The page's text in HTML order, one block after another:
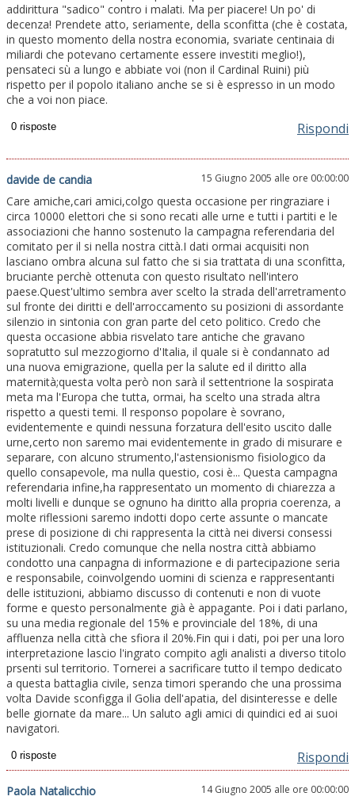
addirittura "sadico" contro i malati. Ma per piacere! Un po' di
decenza! Prendete atto, seriamente, della sconfitta (che è costata,
in questo momento della nostra economia, svariate centinaia di
miliardi che potevano certamente essere investiti meglio!),
pensateci sù a lungo e abbiate voi (non il Cardinal Ruini) più
rispetto per il popolo italiano anche se si è espresso in un modo
che a voi non piace.
Rispondi
davide de candia 15 Giugno 2005 alle ore 00:00:00
Care amiche,cari amici,colgo questa occasione per ringraziare i
circa 10000 elettori che si sono recati alle urne e tutti i partiti e le
associazioni che hanno sostenuto la campagna referendaria del
comitato per il si nella nostra città.I dati ormai acquisiti non
lasciano ombra alcuna sul fatto che si sia trattata di una sconfitta,
bruciante perchè ottenuta con questo risultato nell'intero
paese.Quest'ultimo sembra aver scelto la strada dell'arretramento
sul fronte dei diritti e dell'arroccamento su posizioni di assordante
silenzio in sintonia con gran parte del ceto politico. Credo che
questa occasione abbia risvelato tare antiche che gravano
sopratutto sul mezzogiorno d'Italia, il quale si è condannato ad
una nuova emigrazione, quella per la salute ed il diritto alla
maternità;questa volta però non sarà il settentrione la sospirata
meta ma l'Europa che tutta, ormai, ha scelto una strada altra
rispetto a questi temi. Il responso popolare è sovrano,
evidentemente e quindi nessuna forzatura dell'esito uscito dalle
urne,certo non saremo mai evidentemente in grado di misurare e
separare, con alcuno strumento,l'astensionismo fisiologico da
quello consapevole, ma nulla questio, cosi è... Questa campagna
referendaria infine,ha rappresentato un momento di chiarezza a
molti livelli e dunque se ognuno ha diritto alla propria coerenza, a
molte riflessioni saremo indotti dopo certe assunte o mancate
prese di posizione di chi rappresenta la città nei diversi consessi
istituzionali. Credo comunque che nella nostra città abbiamo
condotto una canpagna di informazione e di partecipazione seria
e responsabile, coinvolgendo uomini di scienza e rappresentanti
delle istituzioni, abbiamo discusso di contenuti e non di vuote
forme e questo personalmente già è appagante. Poi i dati parlano,
su una media regionale del 15% e provinciale del 18%, di una
affluenza nella città che sfiora il 20%.Fin qui i dati, poi per una loro
interpretazione lascio l'ingrato compito agli analisti a diverso titolo
prsenti sul territorio. Tornerei a sacrificare tutto il tempo dedicato
a questa battaglia civile, senza timori sperando che una prossima
volta Davide sconfigga il Golia dell'apatia, del disinteresse e delle
belle giornate da mare... Un saluto agli amici di quindici ed ai suoi
navigatori.
Rispondi
Paola Natalicchio 14 Giugno 2005 alle ore 00:00:00